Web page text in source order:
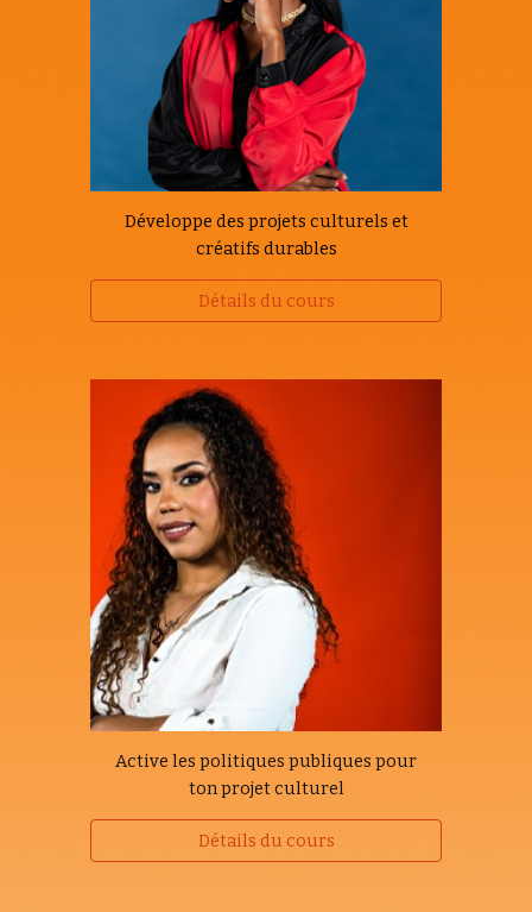
Développe des projets culturels et
créatifs durables
Détails du cours
Active les politiques publiques pour
ton projet culturel
Détails du cours